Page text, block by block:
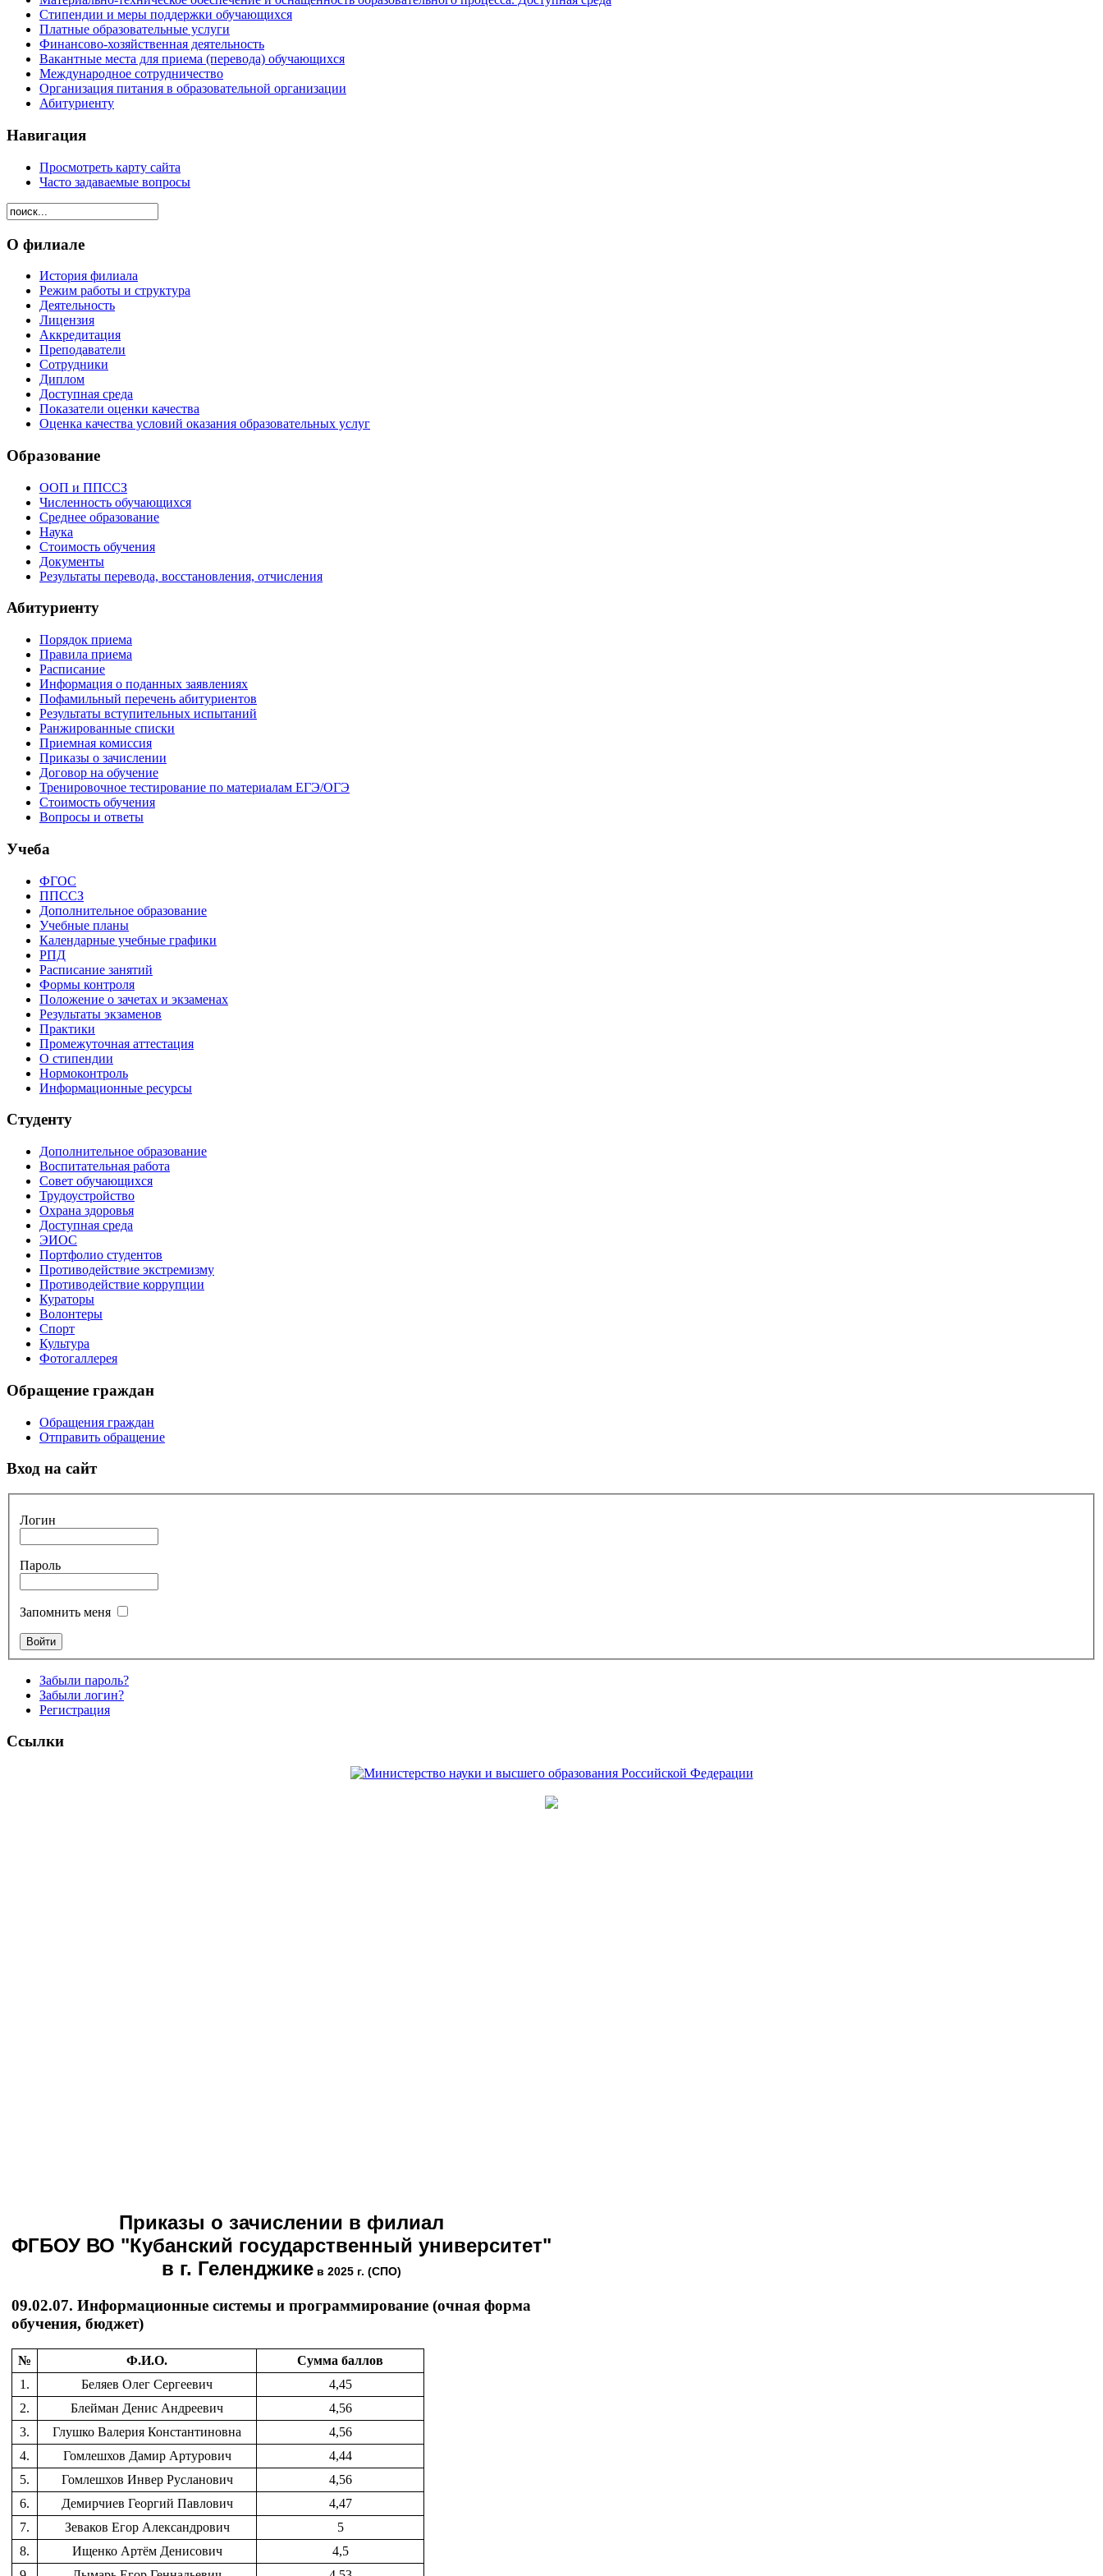
Стипендии и меры поддержки обучающихся
Платные образовательные услуги
Финансово-хозяйственная деятельность
Вакантные места для приема (перевода) обучающихся
Международное сотрудничество
Организация питания в образовательной организации
Абитуриенту
Навигация
Просмотреть карту сайта
Часто задаваемые вопросы
О филиале
История филиала
Режим работы и структура
Деятельность
Лицензия
Аккредитация
Преподаватели
Сотрудники
Диплом
Доступная среда
Показатели оценки качества
Оценка качества условий оказания образовательных услуг
Образование
ООП и ППССЗ
Численность обучающихся
Среднее образование
Наука
Стоимость обучения
Документы
Результаты перевода, восстановления, отчисления
Абитуриенту
Порядок приема
Правила приема
Расписание
Информация о поданных заявлениях
Пофамильный перечень абитуриентов
Результаты вступительных испытаний
Ранжированные списки
Приемная комиссия
Приказы о зачислении
Договор на обучение
Тренировочное тестирование по материалам ЕГЭ/ОГЭ
Стоимость обучения
Вопросы и ответы
Учеба
ФГОС
ППССЗ
Дополнительное образование
Учебные планы
Календарные учебные графики
РПД
Расписание занятий
Формы контроля
Положение о зачетах и экзаменах
Результаты экзаменов
Практики
Промежуточная аттестация
О стипендии
Нормоконтроль
Информационные ресурсы
Студенту
Дополнительное образование
Воспитательная работа
Совет обучающихся
Трудоустройство
Охрана здоровья
Доступная среда
ЭИОС
Портфолио студентов
Противодействие экстремизму
Противодействие коррупции
Кураторы
Волонтеры
Спорт
Культура
Фотогаллерея
Обращение граждан
Обращения граждан
Отправить обращение
Вход на сайт
Логин
Пароль
Запомнить меня
Забыли пароль?
Забыли логин?
Регистрация
Ссылки
Приказы о зачислении в филиал
ФГБОУ ВО "Кубанский государственный университет"
в г. Геленджике в 2025 г. (СПО)
09.02.07. Информационные системы и программирование (очная форма
обучения, бюджет)
№ Ф.И.О.
Сумма баллов
1.
Беляев Олег Сергеевич
4,45
2.
Блейман Денис Андреевич
4,56
3.
Глушко Валерия Константиновна
4,56
4.
Гомлешхов Дамир Артурович
4,44
5.
Гомлешхов Инвер Русланович
4,56
6.
Демирчиев Георгий Павлович
4,47
7.
Зеваков Егор Александрович
5
8.
Ищенко Артём Денисович
4,5